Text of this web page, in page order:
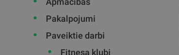
Pakalpojumi
Paveiktie darbi
Fitnesa klubi